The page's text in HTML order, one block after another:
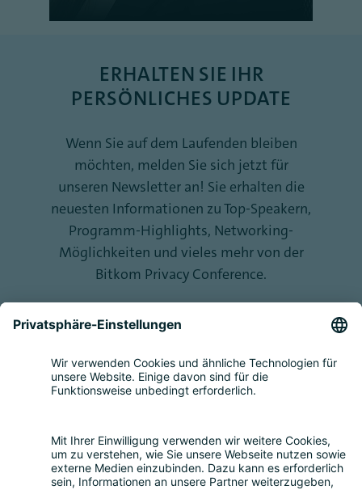
ERHALTEN SIE IHR
PERSÖNLICHES UPDATE
Wenn Sie auf dem Laufenden bleiben
möchten, melden Sie sich jetzt für
unseren Newsletter an! Sie erhalten die
neuesten Informationen zu Top-Speakern,
Programm-Highlights, Networking-
Möglichkeiten und vieles mehr von der
Bitkom Privacy Conference.